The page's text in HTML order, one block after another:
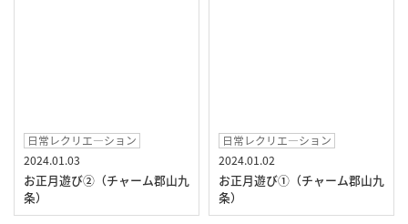
日常レクリエ―ション
2024.01.03
お正月遊び②（チャーム郡山九
条）
日常レクリエ―ション
2024.01.02
お正月遊び①（チャーム郡山九
条）